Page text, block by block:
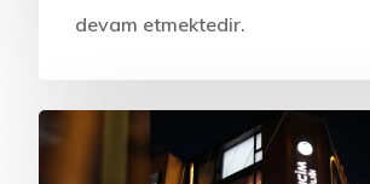
devam etmektedir.